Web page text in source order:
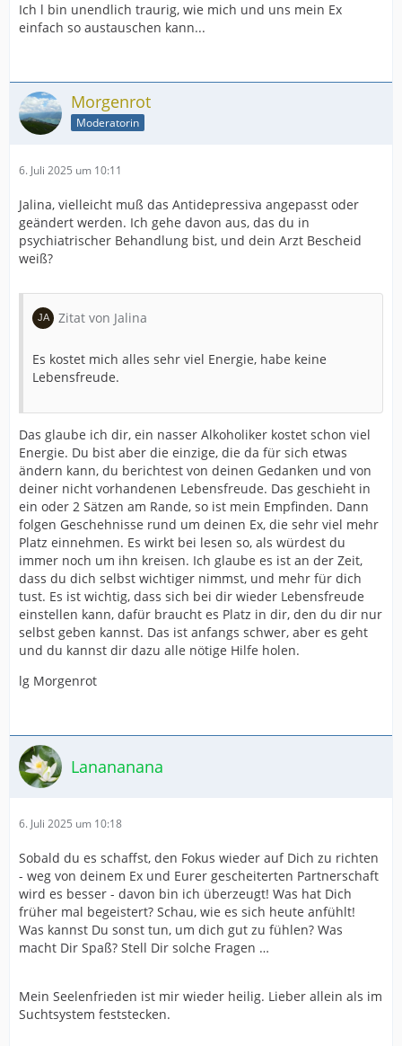
Ich l bin unendlich traurig, wie mich und uns mein Ex
einfach so austauschen kann...
Morgenrot
Moderatorin
6. Juli 2025 um 10:11
Jalina, vielleicht muß das Antidepressiva angepasst oder
geändert werden. Ich gehe davon aus, das du in
psychiatrischer Behandlung bist, und dein Arzt Bescheid
weiß?
Zitat von Jalina
Es kostet mich alles sehr viel Energie, habe keine
Lebensfreude.
Das glaube ich dir, ein nasser Alkoholiker kostet schon viel
Energie. Du bist aber die einzige, die da für sich etwas
ändern kann, du berichtest von deinen Gedanken und von
deiner nicht vorhandenen Lebensfreude. Das geschieht in
ein oder 2 Sätzen am Rande, so ist mein Empfinden. Dann
folgen Geschehnisse rund um deinen Ex, die sehr viel mehr
Platz einnehmen. Es wirkt bei lesen so, als würdest du
immer noch um ihn kreisen. Ich glaube es ist an der Zeit,
dass du dich selbst wichtiger nimmst, und mehr für dich
tust. Es ist wichtig, dass sich bei dir wieder Lebensfreude
einstellen kann, dafür braucht es Platz in dir, den du dir nur
selbst geben kannst. Das ist anfangs schwer, aber es geht
und du kannst dir dazu alle nötige Hilfe holen.
lg Morgenrot
Lanananana
6. Juli 2025 um 10:18
Sobald du es schaffst, den Fokus wieder auf Dich zu richten
- weg von deinem Ex und Eurer gescheiterten Partnerschaft
wird es besser - davon bin ich überzeugt! Was hat Dich
früher mal begeistert? Schau, wie es sich heute anfühlt!
Was kannst Du sonst tun, um dich gut zu fühlen? Was
macht Dir Spaß? Stell Dir solche Fragen …
Mein Seelenfrieden ist mir wieder heilig. Lieber allein als im
Suchtsystem feststecken.